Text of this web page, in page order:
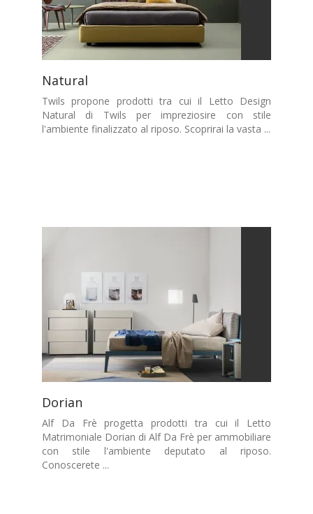
Natural
Twils propone prodotti tra cui il Letto Design
Natural di Twils per impreziosire con stile
l'ambiente finalizzato al riposo. Scoprirai la vasta ...
Dorian
Alf Da Frè progetta prodotti tra cui il Letto
Matrimoniale Dorian di Alf Da Frè per ammobiliare
con stile l'ambiente deputato al riposo.
Conoscerete ...